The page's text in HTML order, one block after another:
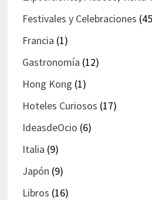
Festivales y Celebraciones
Francia (1)
Gastronomía (12)
Hong Kong (1)
Hoteles Curiosos (17)
IdeasdeOcio (6)
Italia (9)
Japón (9)
Libros (16)